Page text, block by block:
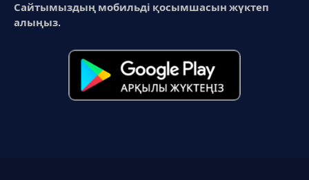
Сайтымыздың мобильді қосымшасын жүктеп
алыңыз.